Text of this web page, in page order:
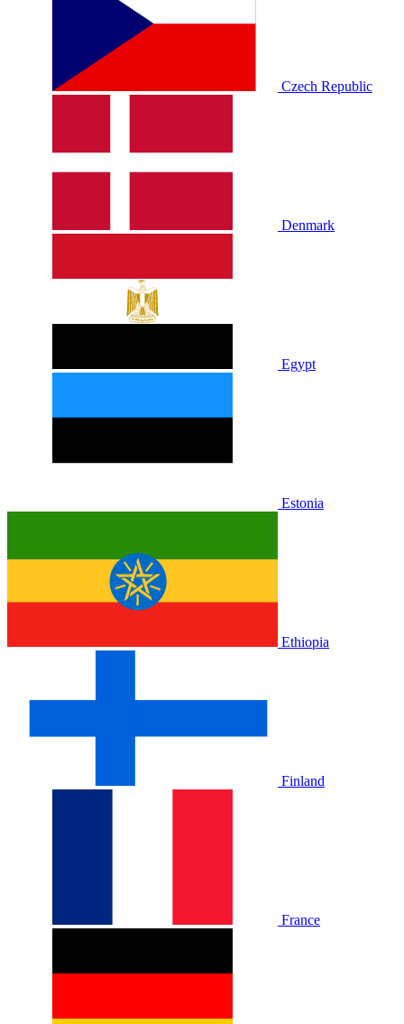
Czech Republic
Denmark
Egypt
Estonia
Ethiopia
Finland
France